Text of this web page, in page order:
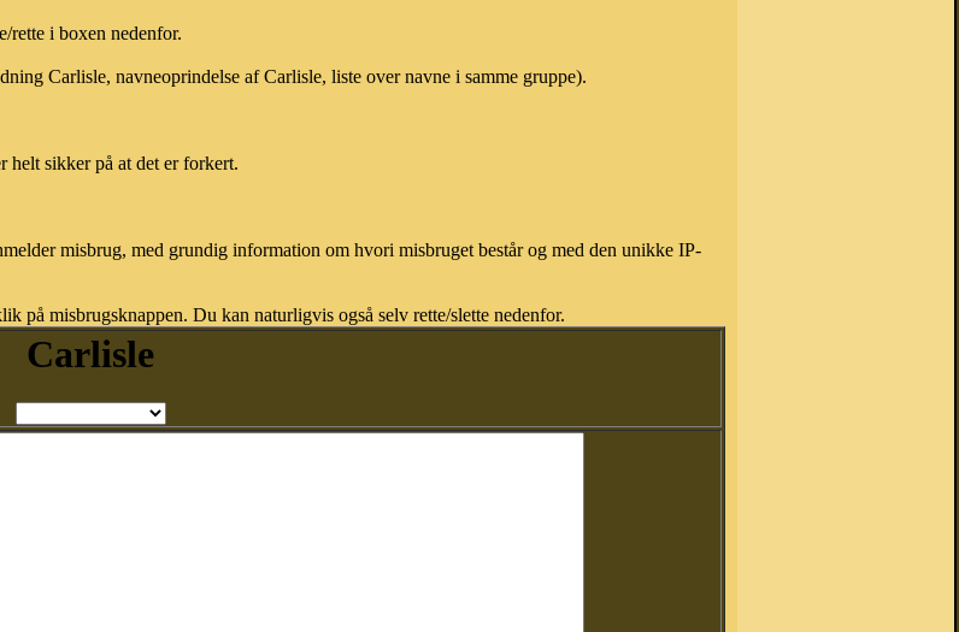
rette i boxen nedenfor.
Carlisle, navneoprindelse af Carlisle, liste over navne i samme gruppe).
helt sikker på at det er forkert.
misbrug, med grundig information om hvori misbruget består og med den unikke IP-
på misbrugsknappen. Du kan naturligvis også selv rette/slette nedenfor.
Carlisle